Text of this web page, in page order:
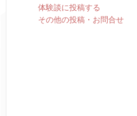
体験談に投稿する
その他の投稿・お問合せ